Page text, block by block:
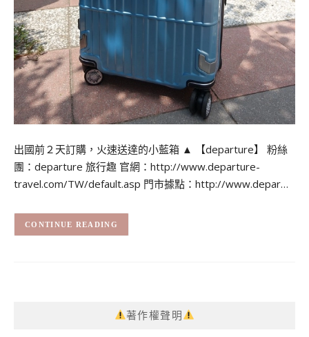
出國前２天訂購，火速送達的小藍箱 ▲ 【departure】 粉絲
團：departure 旅行趣 官網：http://www.departure-
travel.com/TW/default.asp 門市據點：http://www.depar…
CONTINUE READING
著作權聲明